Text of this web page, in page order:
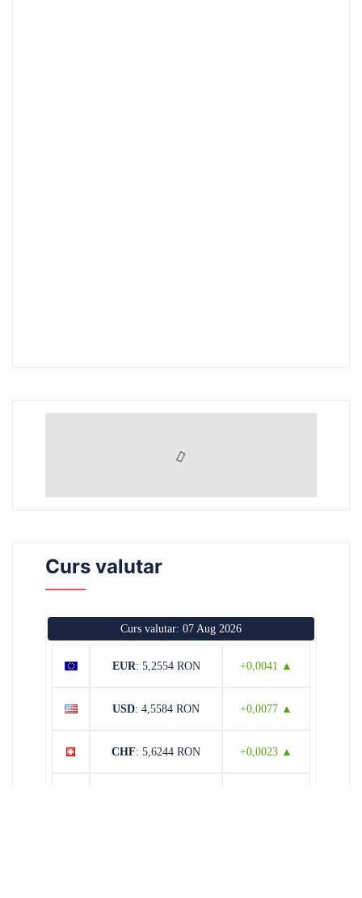
Curs valutar
Curs valutar: 07 Aug 2026
EUR: 5,2554 RON +0,0041 ▲
USD: 4,5584 RON +0,0077 ▲
CHF: 5,6244 RON +0,0023 ▲